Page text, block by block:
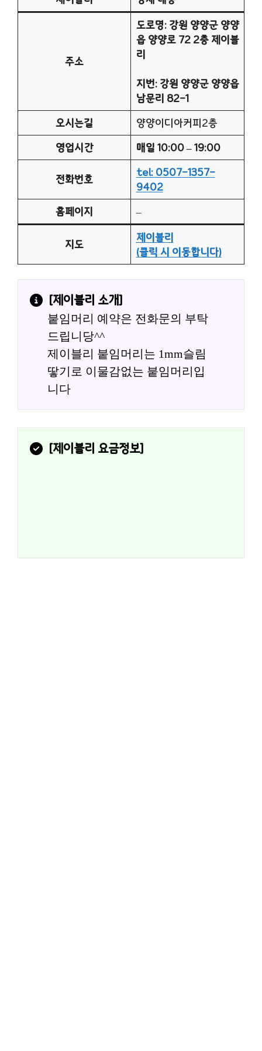
주소
도로명: 강원 양양군 양양
읍 양양로 72 2층 제이블
리
지번: 강원 양양군 양양읍
남문리 82-1
오시는길
양양이디아커피2층
영업시간
매일 10:00 – 19:00
전화번호
tel: 0507-1357-
9402
홈페이지
–
지도
제이블리
(클릭 시 이동합니다)
[제이블리 소개]
붙임머리 예약은 전화문의 부탁
드립니당^^
제이블리 붙임머리는 1mm슬림
땋기로 이물감없는 붙임머리입
니다
[제이블리 요금정보]